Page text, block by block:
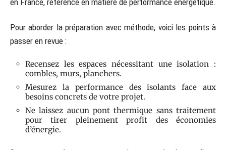
en France, référence en matière de performance énergétique.
Pour aborder la préparation avec méthode, voici les points à
passer en revue :
Recensez les espaces nécessitant une isolation :
combles, murs, planchers.
Mesurez la performance des isolants face aux
besoins concrets de votre projet.
Ne laissez aucun pont thermique sans traitement
pour tirer pleinement profit des économies
d’énergie.